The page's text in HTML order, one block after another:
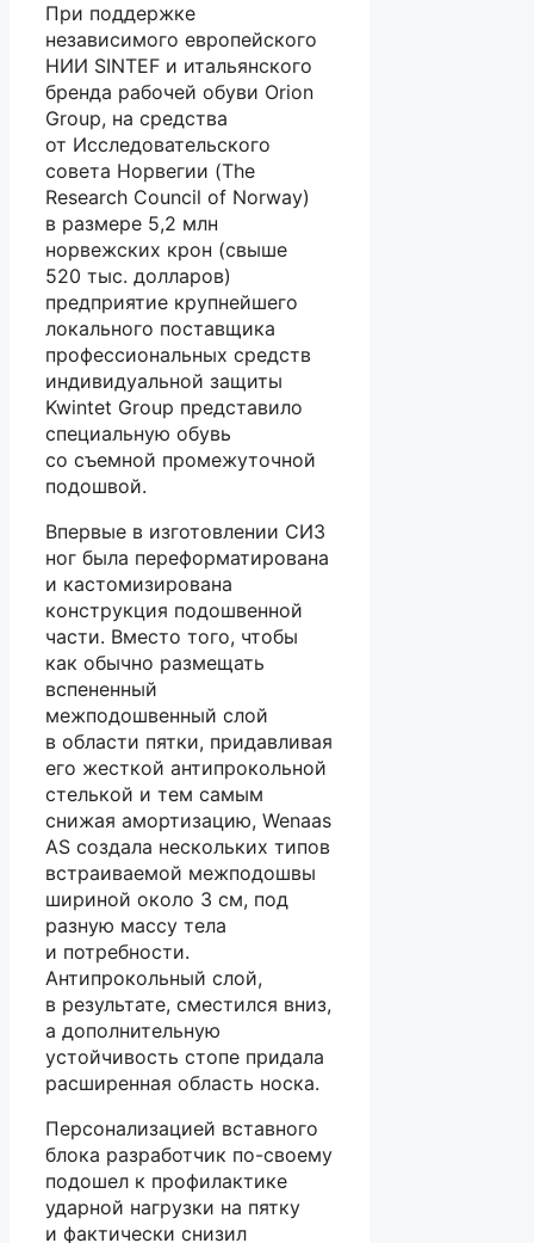
При поддержке
независимого европейского
НИИ SINTEF и итальянского
бренда рабочей обуви Orion
Group, на средства
от Исследовательского
совета Норвегии (The
Research Council of Norway)
в размере 5,2 млн
норвежских крон (свыше
520 тыс. долларов)
предприятие крупнейшего
локального поставщика
профессиональных средств
индивидуальной защиты
Kwintet Group представило
специальную обувь
со съемной промежуточной
подошвой.
Впервые в изготовлении СИЗ
ног была переформатирована
и кастомизирована
конструкция подошвенной
части. Вместо того, чтобы
как обычно размещать
вспененный
межподошвенный слой
в области пятки, придавливая
его жесткой антипрокольной
стелькой и тем самым
снижая амортизацию, Wenaas
AS создала нескольких типов
встраиваемой межподошвы
шириной около 3 см, под
разную массу тела
и потребности.
Антипрокольный слой,
в результате, сместился вниз,
а дополнительную
устойчивость стопе придала
расширенная область носка.
Персонализацией вставного
блока разработчик по-своему
подошел к профилактике
ударной нагрузки на пятку
и фактически снизил